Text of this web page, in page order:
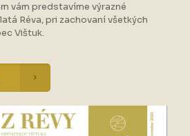
vám predstavíme výrazné
Réva, pri zachovaní všetkých
Vištuk.